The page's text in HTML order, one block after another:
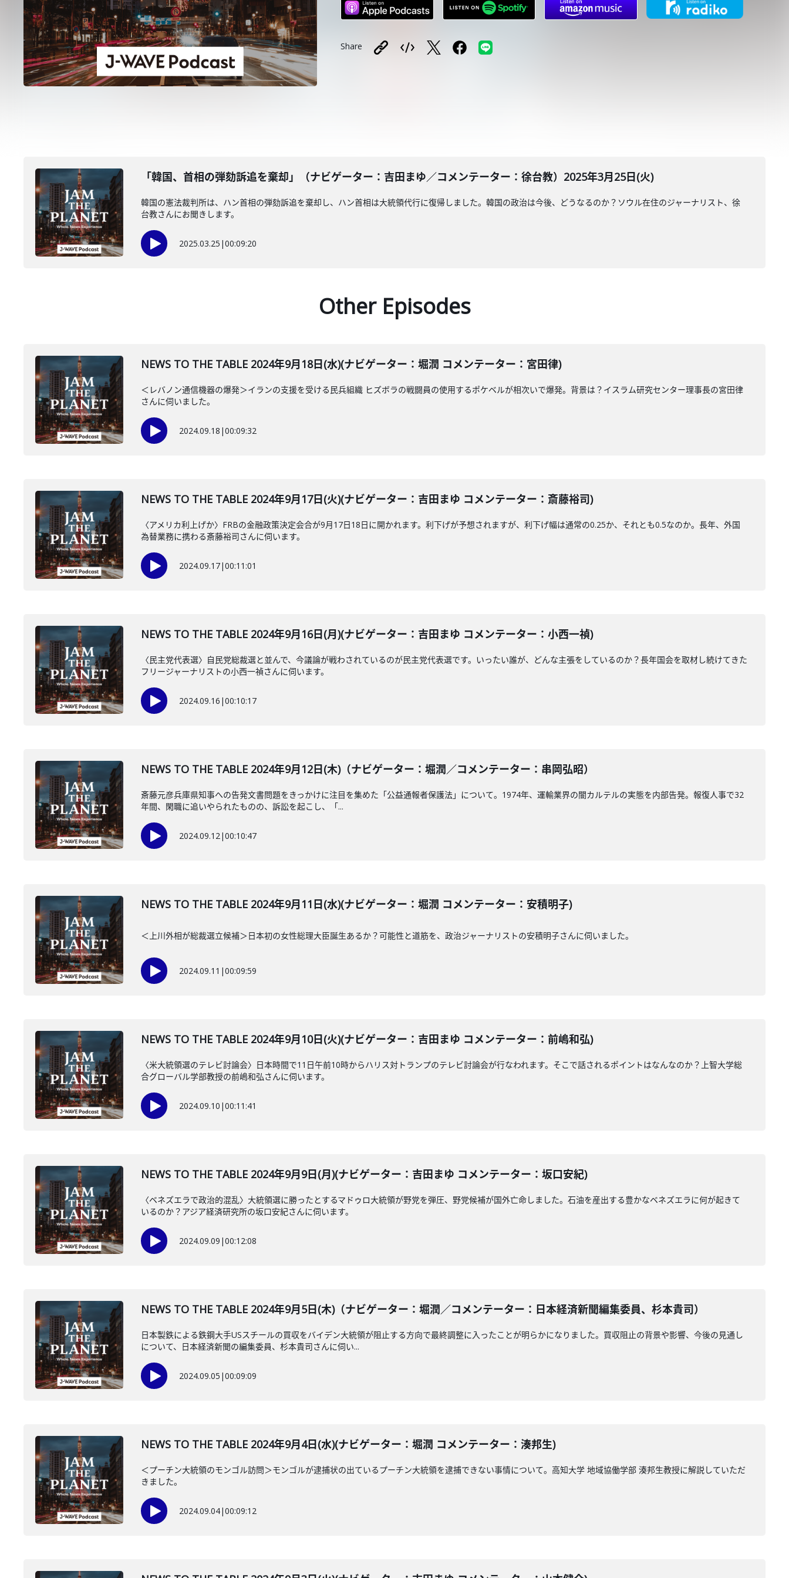
Share
「韓国、首相の弾劾訴追を棄却」（ナビゲーター：吉田まゆ／コメンテーター：徐台教）2025年3月25日(火)
韓国の憲法裁判所は、ハン首相の弾劾訴追を棄却し、ハン首相は大統領代行に復帰しました。韓国の政治は今後、どうなるのか？ソウル在住のジャーナリスト、徐
台教さんにお聞きします。
2025.03.25 |00:09:20
Other Episodes
NEWS TO THE TABLE 2024年9月18日(水)(ナビゲーター：堀潤 コメンテーター：宮田律)
＜レバノン通信機器の爆発＞イランの支援を受ける民兵組織 ヒズボラの戦闘員の使用するポケベルが相次いで爆発。背景は？イスラム研究センター理事長の宮田律
さんに伺いました。
2024.09.18 |00:09:32
NEWS TO THE TABLE 2024年9月17日(火)(ナビゲーター：吉田まゆ コメンテーター：斎藤裕司)
〈アメリカ利上げか〉FRBの金融政策決定会合が9月17日18日に開かれます。利下げが予想されますが、利下げ幅は通常の0.25か、それとも0.5なのか。長年、外国
為替業務に携わる斎藤裕司さんに伺います。
2024.09.17|00:11:01
NEWS TO THE TABLE 2024年9月16日(月)(ナビゲーター：吉田まゆ コメンテーター：小西一禎)
〈民主党代表選〉自民党総裁選と並んで、今議論が戦わされているのが民主党代表選です。いったい誰が、どんな主張をしているのか？長年国会を取材し続けてきた
フリージャーナリストの小西一禎さんに伺います。
2024.09.16 |00:10:17
NEWS TO THE TABLE 2024年9月12日(木)（ナビゲーター：堀潤／コメンテーター：串岡弘昭）
斎藤元彦兵庫県知事への告発文書問題をきっかけに注目を集めた「公益通報者保護法」について。1974年、運輸業界の闇カルテルの実態を内部告発。報復人事で32
年間、閑職に追いやられたものの、訴訟を起こし、「...
2024.09.12|00:10:47
NEWS TO THE TABLE 2024年9月11日(水)(ナビゲーター：堀潤 コメンテーター：安積明子)
＜上川外相が総裁選立候補＞日本初の女性総理大臣誕生あるか？可能性と道筋を、政治ジャーナリストの安積明子さんに伺いました。
2024.09.11 |00:09:59
NEWS TO THE TABLE 2024年9月10日(火)(ナビゲーター：吉田まゆ コメンテーター：前嶋和弘)
〈米大統領選のテレビ討論会〉日本時間で11日午前10時からハリス対トランプのテレビ討論会が行なわれます。そこで話されるポイントはなんなのか？上智大学総
合グローバル学部教授の前嶋和弘さんに伺います。
2024.09.10 |00:11:41
NEWS TO THE TABLE 2024年9月9日(月)(ナビゲーター：吉田まゆ コメンテーター：坂口安紀)
〈ベネズエラで政治的混乱〉大統領選に勝ったとするマドゥロ大統領が野党を弾圧、野党候補が国外亡命しました。石油を産出する豊かなベネズエラに何が起きて
いるのか？アジア経済研究所の坂口安紀さんに伺います。
2024.09.09 |00:12:08
NEWS TO THE TABLE 2024年9月5日(木)（ナビゲーター：堀潤／コメンテーター：日本経済新聞編集委員、杉本貴司）
日本製鉄による鉄鋼大手USスチールの買収をバイデン大統領が阻止する方向で最終調整に入ったことが明らかになりました。買収阻止の背景や影響、今後の見通し
について、日本経済新聞の編集委員、杉本貴司さんに伺い...
2024.09.05 |00:09:09
NEWS TO THE TABLE 2024年9月4日(水)(ナビゲーター：堀潤 コメンテーター：湊邦生)
＜プーチン大統領のモンゴル訪問＞モンゴルが逮捕状の出ているプーチン大統領を逮捕できない事情について。高知大学 地域協働学部 湊邦生教授に解説していただ
きました。
2024.09.04|00:09:12